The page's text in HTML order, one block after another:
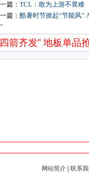
篇： TCL：敢为上游不畏难
篇： 酷暑时节掀起“节能风”
箭齐发” 地板单品
网站简介
联系